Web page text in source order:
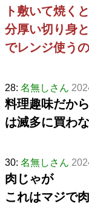
ト敷いて焼く
分厚い切り身
でレンジ使う
28: 名無しさん
料理趣味だか
は滅多に買わ
30: 名無しさん
肉じゃが
これはマジで